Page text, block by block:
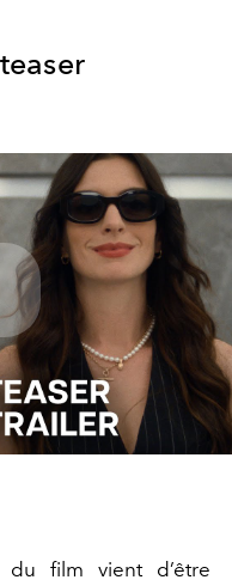
film vient d’être